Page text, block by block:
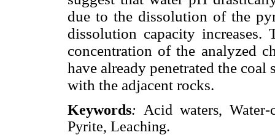
due to the dissolution of the
dissolution capacity
concentration of the analyzed
have already penetrated the coal
with the adjacent rocks.
Keywords: Acid waters, Water-
Pyrite, Leaching.